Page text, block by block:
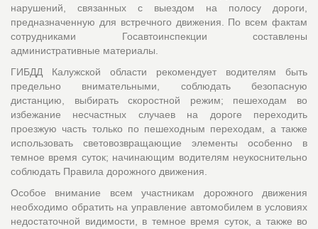
нарушений, связанных с выездом на полосу дороги,
предназначенную для встречного движения. По всем фактам
сотрудниками Госавтоинспекции составлены
административные материалы.
ГИБДД Калужской области рекомендует водителям быть
предельно внимательными, соблюдать безопасную
дистанцию, выбирать скоростной режим; пешеходам во
избежание несчастных случаев на дороге переходить
проезжую часть только по пешеходным переходам, а также
использовать световозвращающие элементы особенно в
темное время суток; начинающим водителям неукоснительно
соблюдать Правила дорожного движения.
Особое внимание всем участникам дорожного движения
необходимо обратить на управление автомобилем в условиях
недостаточной видимости, в темное время суток, а также во